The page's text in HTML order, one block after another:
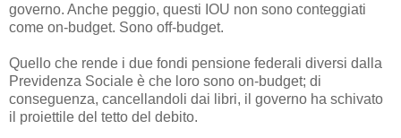
governo. Anche peggio, questi IOU non sono conteggiati
come on-budget. Sono off-budget.
Quello che rende i due fondi pensione federali diversi dalla
Previdenza Sociale è che loro sono on-budget; di
conseguenza, cancellandoli dai libri, il governo ha schivato
il proiettile del tetto del debito.